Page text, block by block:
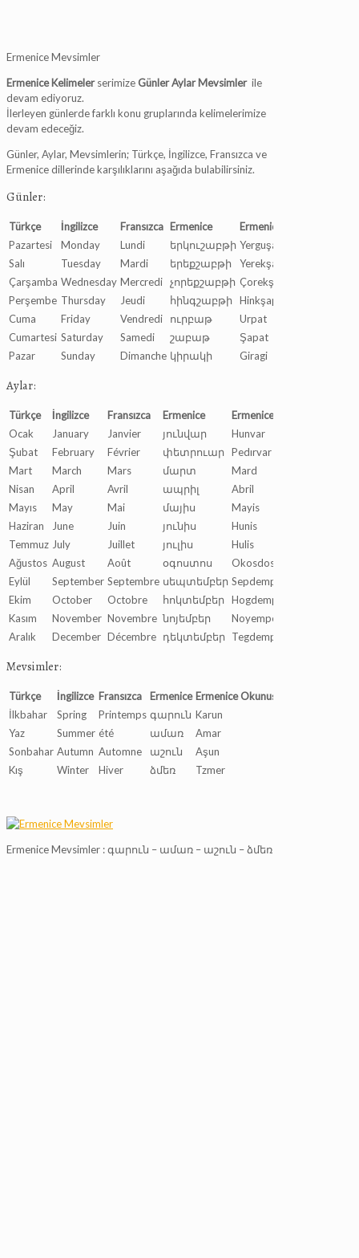
Ermenice Mevsimler
Ermenice KelimelerserimizeGünler Aylar Mevsimlerile
devam ediyoruz.
İlerleyen günlerde farklı konu gruplarında kelimelerimize
devam edeceğiz.
Günler, Aylar, Mevsimlerin; Türkçe, İngilizce, Fransızca ve
Ermenice dillerinde karşılıklarını aşağıda bulabilirsiniz.
Günler:
Türkçe İngilizce Fransızca Ermenice
Ermenice Okunuşu
Pazartesi
Monday Lundi երկուշաբթի Yerguşapti
Salı
Tuesday Mardi երեքշաբթի
Yerekşapti
Çarşamba Wednesday Mercredi չորեքշաբթի Çorekşapti
Perşembe Thursday Jeudi հինգշաբթի
Hinkşapti
Cuma
Friday Vendredi ուրբաթ
Urpat
Cumartesi Saturday Samedi շաբաթ
Şapat
Pazar
Sunday Dimanche կիրակի Giragi
Aylar:
Türkçe İngilizce Fransızca Ermenice
Ermenice Okunuşu
Ocak
January Janvier յունվար
Hunvar
Şubat
February Février փետրուար
Pedırvar
Mart
March Mars մարտ
Mard
Nisan
April Avril ապրիլ
Abril
Mayıs
May Mai մայիս
Mayis
Haziran
June Juin յունիս
Hunis
Temmuz July Juillet յուլիս
Hulis
Ağustos August Août օգոստոս
Okosdos
Eylül
September Septembre սեպտեմբեր Sepdemper
Ekim
October Octobre հոկտեմբեր
Hogdemper
Kasım
November Novembre նոյեմբեր
Noyemper
Aralık
December Décembre դեկտեմբեր Tegdemper
Mevsimler:
Türkçe İngilizce Fransızca Ermenice Ermenice Okunuşu
İlkbahar
Spring Printemps գարուն Karun
Yaz
Summer été ամառ
Amar
Sonbahar Autumn Automne աշուն
Aşun
Kış
Winter Hiver ձմեռ Tzmer
Ermenice Mevsimler : գարուն – ամառ – աշուն – ձմեռ